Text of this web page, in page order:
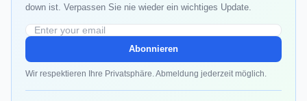
down ist. Verpassen Sie nie wieder ein wichtiges Update.
Abonnieren
Wir respektieren Ihre Privatsphäre. Abmeldung jederzeit möglich.